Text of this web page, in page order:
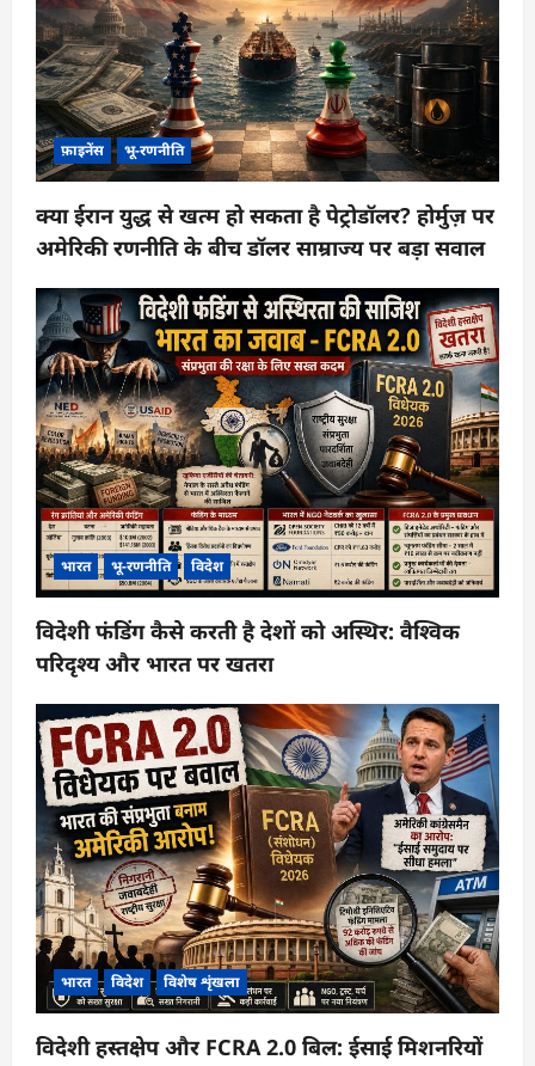
फ़ाइनेंस भू-रणनीति
क्या ईरान युद्ध से खत्म हो सकता है पेट्रोडॉलर? होर्मुज़ पर
अमेरिकी रणनीति के बीच डॉलर साम्राज्य पर बड़ा सवाल
भारत भू-रणनीति विदेश
विदेशी फंडिंग कैसे करती है देशों को अस्थिर: वैश्विक
परिदृश्य और भारत पर खतरा
भारत विदेश विशेष शृंखला
विदेशी हस्तक्षेप और FCRA 2.0 बिल: ईसाई मिशनरियों